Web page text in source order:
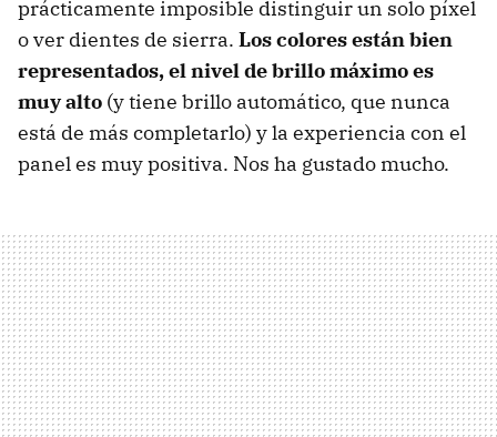
prácticamente imposible distinguir un solo píxel
o ver dientes de sierra. Los colores están bien
representados, el nivel de brillo máximo es
muy alto (y tiene brillo automático, que nunca
está de más completarlo) y la experiencia con el
panel es muy positiva. Nos ha gustado mucho.